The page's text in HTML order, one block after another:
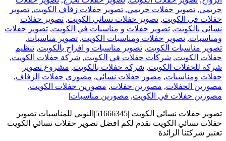
حريمى, تصوير حفلات حريمي, تصوير حفلات زفاف الكويت, تصوير
حفلات في الكويت, تصوير حفلات نسائي الكويت, تصوير حفلات
نسائي بالكويت, تصوير حفلات و مناسبات في الكويت, تصوير حفلات
ومناسبات, تصوير حفلات ومناسبات الكويت, تصوير مناسبات,
تصوير مناسبات الكويت, تصوير مناسبات و افراح بالكويت, تنظيم
حفلات الكويت, شركات حفلات في الكويت, شركة حفلات الكويت,
شركة للحفلات الكويت, شركه حفلات بالكويت, مشروع تصوير
حفلات ومناسبات, مصور حفلات نسائي, مصوري حفلات الزفاف,
مصورين الحفلات, مصورين حفلات, مصورين حفلات الكويت,
مصورين حفلات في الكويت, مصورين مناسبات|
تصوير حفلات نسائي الكويت |51666345|النوبي للمناسبات تصوير
حفلات نسائي الكويت نقدم لكم افضل تصوير حفلات نسائي الكويت
تعتبر شركتنا الرائدة